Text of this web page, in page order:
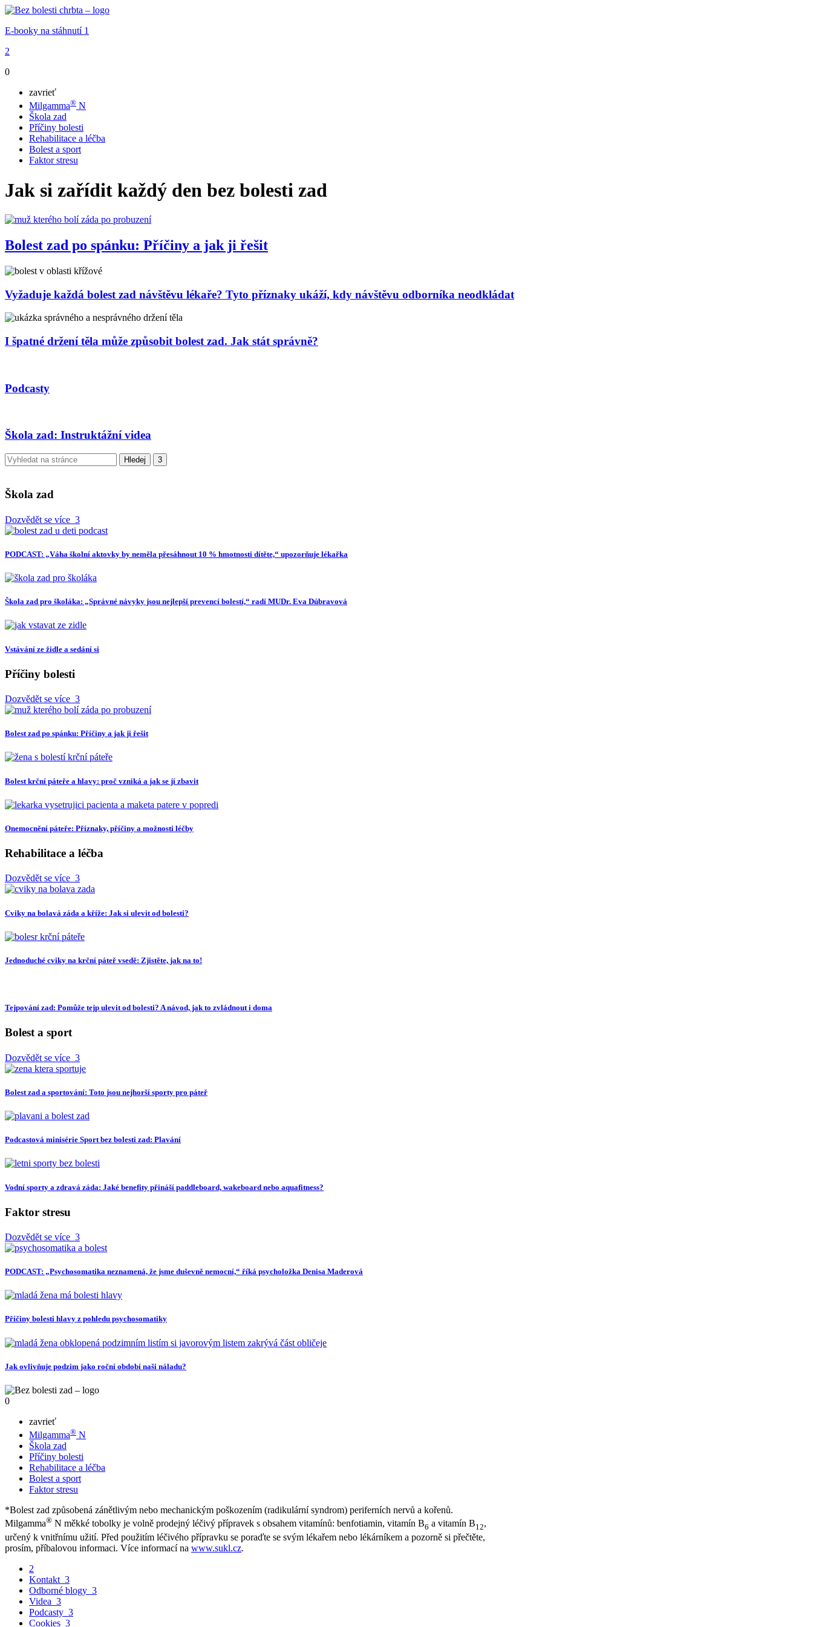
E-booky na stáhnutí 1
2
0
zavrieť
Milgamma® N
Škola zad
Příčiny bolesti
Rehabilitace a léčba
Bolest a sport
Faktor stresu
Jak si zařídit každý den bez bolesti zad
Bolest zad po spánku: Příčiny a jak ji řešit
Vyžaduje každá bolest zad návštěvu lékaře? Tyto příznaky ukáží, kdy návštěvu odborníka neodkládat
I špatné držení těla může způsobit bolest zad. Jak stát správně?
Podcasty
Škola zad: Instruktážní videa
Škola zad
Dozvědět se více 3
PODCAST: „Váha školní aktovky by neměla přesáhnout 10 % hmotnosti dítěte,“ upozorňuje lékařka
Škola zad pro školáka: „Správné návyky jsou nejlepší prevencí bolestí,“ radí MUDr. Eva Dúbravová
Vstávání ze židle a sedání si
Příčiny bolesti
Dozvědět se více 3
Bolest zad po spánku: Příčiny a jak ji řešit
Bolest krční páteře a hlavy: proč vzniká a jak se jí zbavit
Onemocnění páteře: Příznaky, příčiny a možnosti léčby
Rehabilitace a léčba
Dozvědět se více 3
Cviky na bolavá záda a kříže: Jak si ulevit od bolesti?
Jednoduché cviky na krční páteř vsedě: Zjistěte, jak na to!
Tejpování zad: Pomůže tejp ulevit od bolesti? A návod, jak to zvládnout i doma
Bolest a sport
Dozvědět se více 3
Bolest zad a sportování: Toto jsou nejhorší sporty pro páteř
Podcastová minisérie Sport bez bolesti zad: Plavání
Vodní sporty a zdravá záda: Jaké benefity přináší paddleboard, wakeboard nebo aquafitness?
Faktor stresu
Dozvědět se více 3
PODCAST: „Psychosomatika neznamená, že jsme duševně nemocní,“ říká psycholožka Denisa Maderová
Příčiny bolesti hlavy z pohledu psychosomatiky
Jak ovlivňuje podzim jako roční období naši náladu?
0
zavrieť
Milgamma® N
Škola zad
Příčiny bolesti
Rehabilitace a léčba
Bolest a sport
Faktor stresu
*Bolest zad způsobená zánětlivým nebo mechanickým poškozením (radikulární syndrom) periferních nervů a kořenů.
Milgamma® N měkké tobolky je volně prodejný léčivý přípravek s obsahem vitamínů: benfotiamin, vitamín B6 a vitamín B12,
určený k vnitřnímu užití. Před použitím léčivého přípravku se poraďte se svým lékařem nebo lékárníkem a pozorně si přečtěte,
prosím, příbalovou informaci. Více informací na www.sukl.cz.
2
Kontakt 3
Odborné blogy 3
Videa 3
Podcasty 3
Cookies 3